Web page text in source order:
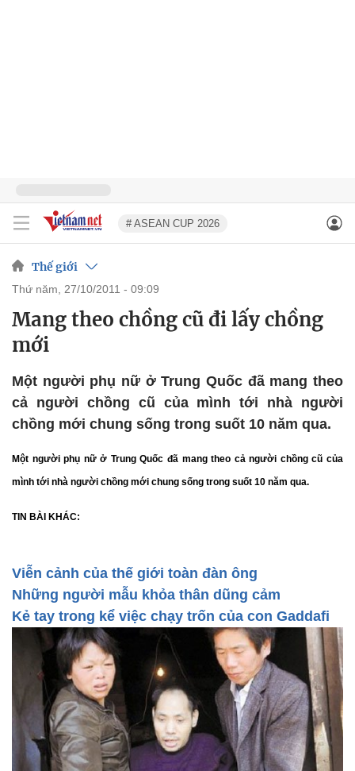
# ASEAN CUP 2026
Thế giới
thứ năm, 27/10/2011 - 09:09
Mang theo chồng cũ đi lấy chồng
mới
Một người phụ nữ ở Trung Quốc đã mang theo
cả người chồng cũ của mình tới nhà người
chồng mới chung sống trong suốt 10 năm qua.
Một người phụ nữ ở Trung Quốc đã mang theo cả người chồng cũ của
mình tới nhà người chồng mới chung sống trong suốt 10 năm qua.
TIN BÀI KHÁC:
Viễn cảnh của thế giới toàn đàn ông
Những người mẫu khỏa thân dũng cảm
Kẻ tay trong kể việc chạy trốn của con Gaddafi